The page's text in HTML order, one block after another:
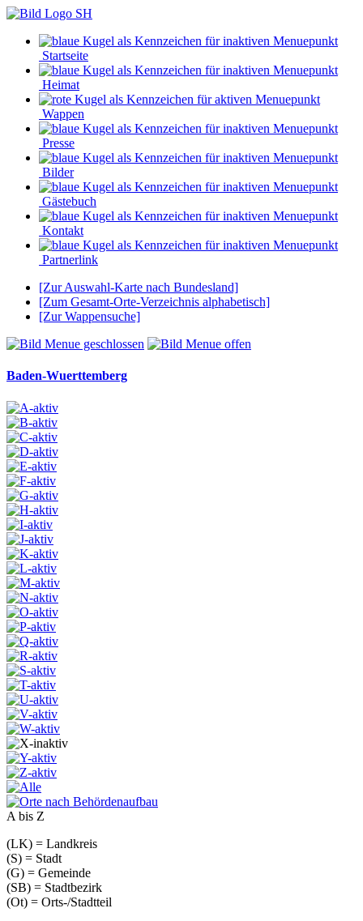
Startseite
Heimat
Wappen
Presse
Bilder
Gästebuch
Kontakt
Partnerlink
[Zur Auswahl-Karte nach Bundesland]
[Zum Gesamt-Orte-Verzeichnis alphabetisch]
[Zur Wappensuche]
Baden-Wuerttemberg
A bis Z
(LK) = Landkreis
(S) = Stadt
(G) = Gemeinde
(SB) = Stadtbezirk
(Ot) = Orts-/Stadtteil